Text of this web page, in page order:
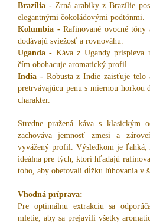
Brazília - Zrná arabiky z Brazílie
elegantnými čokoládovými podtónmi.
Kolumbia -Rafinované ovocné
dodávajú sviežosť a rovnováhu.
Uganda - Káva z Ugandy prispieva
čím obohacuje aromatický profil.
India - Robusta z Indie zaisťuje telo
pretrvávajúcu penu s miernou horkou
charakter.
Stredne pražená káva s klasickým
zachováva jemnosť zmesi a
vyvážený profil. Výsledkom je ľahká,
ideálna pre tých, ktorí hľadajú
toho, aby obetovali dĺžku lúhovania v
Vhodná príprava:
Pre optimálnu extrakciu sa
mletie, aby sa prejavili všetky